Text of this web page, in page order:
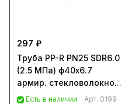
297 ₽
Труба PP-R PN25 SDR6.0
(2.5 МПа) ф40х6.7
армир. стекловолокном
ВЕКПЛАСТ (10шт/40м)
Есть в наличии Арт. 0199